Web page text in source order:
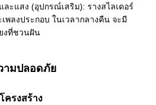
ละแสง (อุปกรณ์เสริม): รางสไลเดอร์
พลงประกอบ ในเวลากลางคืน จะมี
งที่ชวนฝัน
ามปลอดภัย
ครงสร้าง